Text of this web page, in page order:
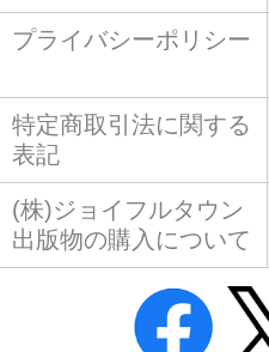
プライバシーポリシー
特定商取引法に関する
表記
(株)ジョイフルタウン
出版物の購入について